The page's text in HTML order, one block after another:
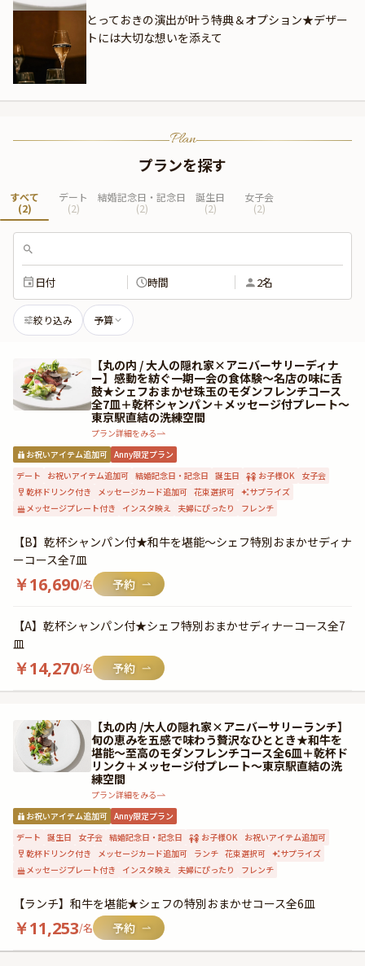
とっておきの演出が叶う特典＆オプション★デザー
トには大切な想いを添えて
Plan
プランを探す
すべて
(2)
デート
(2)
結婚記念日・記念日
(2)
誕生日
(2)
女子会
(2)
日付 時間 2名
絞り込み 予算
【丸の内 / 大人の隠れ家×アニバーサリーディナ
ー】感動を紡ぐ一期一会の食体験〜名店の味に舌
鼓★シェフおまかせ珠玉のモダンフレンチコース
全7皿＋乾杯シャンパン＋メッセージ付プレート〜
東京駅直結の洗練空間
プラン詳細をみる
お祝いアイテム追加可 Anny限定プラン
デート
お祝いアイテム追加可 結婚記念日・記念日 誕生日 お子様OK 女子会
乾杯ドリンク付き
メッセージカード追加可 花束選択可
サプライズ
メッセージプレート付き
インスタ映え 夫婦にぴったり フレンチ
【B】乾杯シャンパン付★和牛を堪能〜シェフ特別おまかせディナ
ーコース全7皿
￥16,690/名
【A】乾杯シャンパン付★シェフ特別おまかせディナーコース全7
皿
￥14,270/名
【丸の内 /大人の隠れ家×アニバーサリーランチ】
旬の恵みを五感で味わう贅沢なひととき★和牛を
堪能〜至高のモダンフレンチコース全6皿＋乾杯ド
リンク＋メッセージ付プレート〜東京駅直結の洗
練空間
プラン詳細をみる
お祝いアイテム追加可 Anny限定プラン
デート 誕生日 女子会 結婚記念日・記念日 お子様OK お祝いアイテム追加可
乾杯ドリンク付き
メッセージカード追加可 ランチ 花束選択可
サプライズ
メッセージプレート付き
インスタ映え 夫婦にぴったり フレンチ
【ランチ】和牛を堪能★シェフの特別おまかせコース全6皿
￥11,253/名